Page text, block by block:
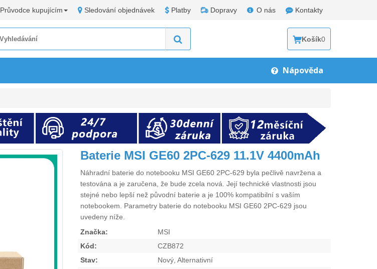
Průvodce kupujícím Sledování objednávek Platby Dopravy O nás Kontakty
Košík0
Nápověda
Baterie MSI GE60 2PC-629 11.1V 4400mAh
Náhradní baterie do notebooku MSI GE60 2PC-629 byla pečlivě navržena a
testována a je zaručena, že bude zcela nová. Její technické vlastnosti jsou
stejné nebo lepší než původní baterie a je 100% kompatibilní s vaším
notebookem. Parametry baterie do notebooku MSI GE60 2PC-629 jsou
uvedeny níže.
Značka:
MSI
Kód:
CZB872
Stav:
Nový, Alternativní